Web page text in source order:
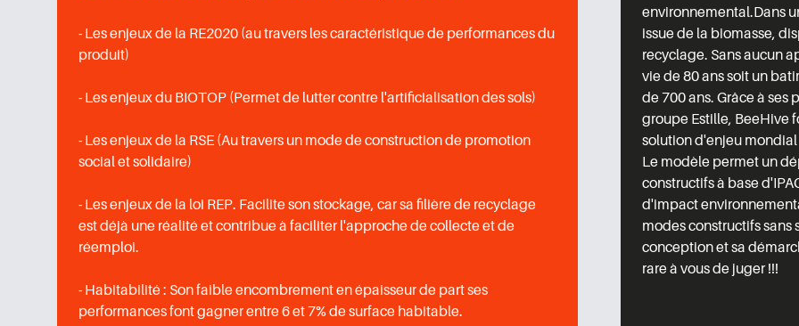
- Les enjeux de la RE2020 (au travers les caractéristique de performances du
produit)
- Les enjeux du BIOTOP (Permet de lutter contre l'artificialisation des sols)
- Les enjeux de la RSE (Au travers un mode de construction de promotion
social et solidaire)
- Les enjeux de la loi REP. Facilite son stockage, car sa filière de recyclage
est déjà une réalité et contribue à faciliter l'approche de collecte et de
réemploi.
- Habitabilité : Son faible encombrement en épaisseur de part ses
performances font gagner entre 6 et 7% de surface habitable.
environnemental.Dans
issue de la biomasse,
recyclage. Sans aucun
vie de 80 ans soit un
de 700 ans. Grâce à ses
groupe Estille, BeeHive
solution d'enjeu
Le modèle permet un
constructifs à base
d'impact
modes constructifs sans
conception et sa
rare à vous de juger !!!